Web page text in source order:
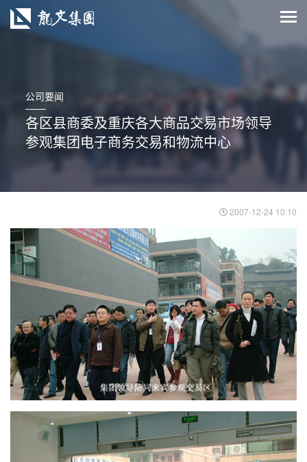
公司要闻
各区县商委及重庆各大商品交易市场领导
参观集团电子商务交易和物流中心
2007-12-24 10:10